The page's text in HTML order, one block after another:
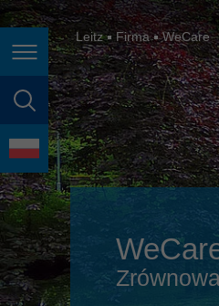
Nawigacja na
wyszukiwanie
język
Leitz Firma WeCare